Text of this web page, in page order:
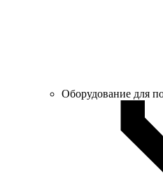
Оборудование для